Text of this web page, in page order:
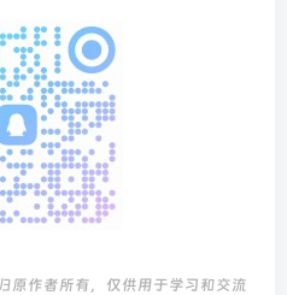
原作者所有，仅供用于学习和交流